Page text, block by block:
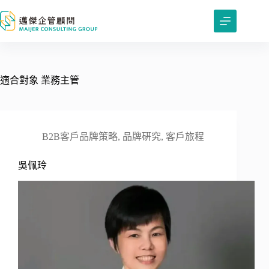
至
容
適合對象 業務主管
B2B客戶品牌策略, 品牌硏究, 客戶旅程
吳佩玲